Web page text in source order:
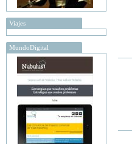
Viajes
MundoDigital